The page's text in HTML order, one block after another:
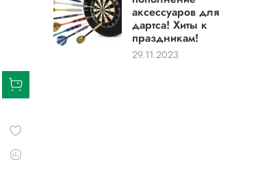
аксессуаров для
дартса! Хиты к
праздникам!
29.11.2023